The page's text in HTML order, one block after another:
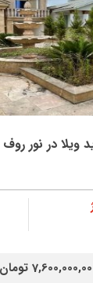
ویلا در نور روف
تومان /